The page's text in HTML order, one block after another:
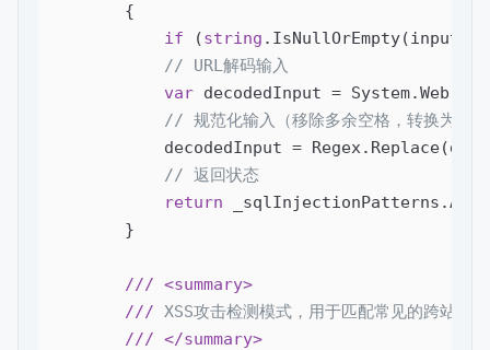
{
if (string .IsNullOrEmpty(input))
// URL解码输入
var decodedInput =
// 规范化输入（移除多余空格，转换为小
decodedInput =
// 返回状态
return
        }
/// <summary>
/// XSS攻击检测模式，用于匹配常见的跨站脚
/// </summary>